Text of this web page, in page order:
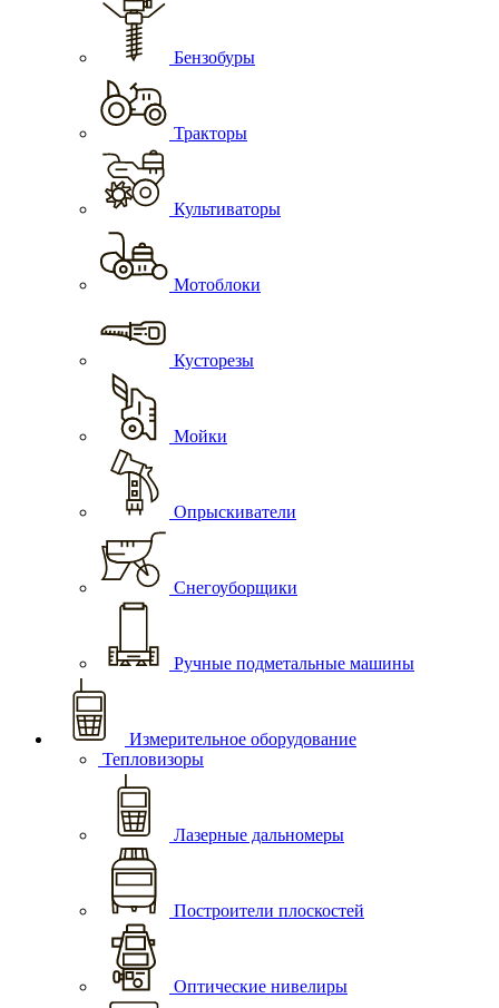
Бензобуры
Тракторы
Культиваторы
Мотоблоки
Кусторезы
Мойки
Опрыскиватели
Снегоуборщики
Ручные подметальные машины
Измерительное оборудование
Тепловизоры
Лазерные дальномеры
Построители плоскостей
Оптические нивелиры